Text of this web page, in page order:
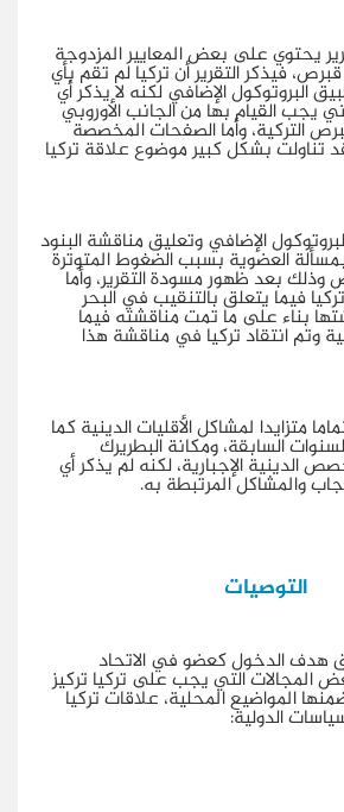
يحتوي على بعض المعايير المزدوجة
فيذكر التقرير أن تركيا لم تقم بأي
الإضافي لكنه لا يذكر أي
يجب القيام بها من الجانب الأوروبي
التركية، وأما الصفحات المخصصة
تناولت بشكل كبير موضوع علاقة تركيا
الإضافي وتعليق مناقشة البنود
العضوية بسبب الضغوط المتوترة
وذلك بعد ظهور مسودة التقرير، وأما
فيما يتعلق بالتنقيب في البحر
بناء على ما تمت مناقشته فيما
وتم انتقاد تركيا في مناقشة هذا
متزايدا لمشاكل الأقليات الدينية كما
السابقة، ومكانة البطريرك
الدينية الإجبارية، لكنه لم يذكر أي
والمشاكل المرتبطة به.
التوصيات
الدخول كعضو في الاتحاد
المجالات التي يجب على تركيا تركيز
المواضيع المحلية، علاقات تركيا
الدولية: